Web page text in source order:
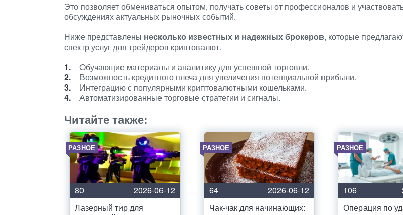
Это позволяет обмениваться опытом, получать советы от профессионалов и
обсуждениях актуальных рыночных событий.
Ниже представлены несколько известных и надежных брокеров, которые
спектр услуг для трейдеров криптовалют.
Обучающие материалы и аналитику для успешной торговли.
Возможность кредитного плеча для увеличения потенциальной прибыли.
Интеграцию с популярными криптовалютными кошельками.
Автоматизированные торговые стратегии и сигналы.
Читайте также:
РАЗНОЕ
80
2026-06-12
Лазерный тир для
РАЗНОЕ
64
2026-06-12
Чак-чак для начинающих:
РАЗНОЕ
106
Операция по